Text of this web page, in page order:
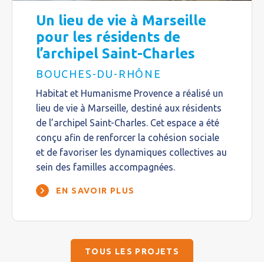
Un lieu de vie à Marseille
pour les résidents de
l’archipel Saint-Charles
BOUCHES-DU-RHÔNE
Habitat et Humanisme Provence a réalisé un
lieu de vie à Marseille, destiné aux résidents
de l’archipel Saint-Charles. Cet espace a été
conçu afin de renforcer la cohésion sociale
et de favoriser les dynamiques collectives au
sein des familles accompagnées.
EN SAVOIR PLUS
TOUS LES PROJETS